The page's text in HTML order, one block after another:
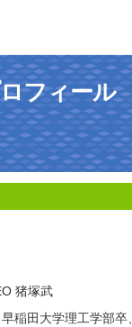
フィール
猪塚武
稲田大学理工学部